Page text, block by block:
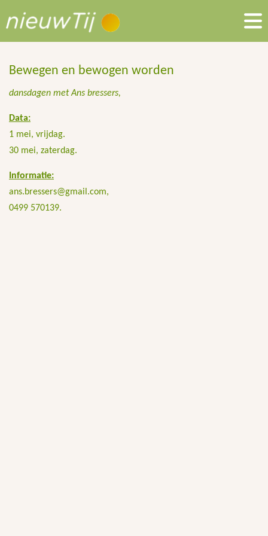
Bewegen en bewogen worden
dansdagen met Ans bressers,
Data:
1 mei, vrijdag.
30 mei, zaterdag.
Informatie:
ans.bressers@gmail.com,
0499 570139.